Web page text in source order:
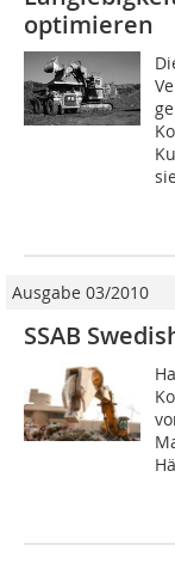
optimieren
Ausgabe 03/2010
SSAB